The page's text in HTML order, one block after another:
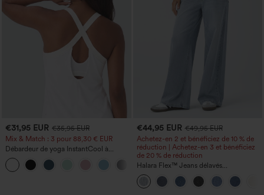
€31,95 EUR €35,95 EUR
Mix & Match : 3 pour 88,30 € EUR
Débardeur de yoga InstantCool à
encolure en U et ourlet arrondi –
UPF50+
€44,95 EUR €49,95 EUR
Achetez-en 2 et bénéficiez de 10 % de
réduction | Achetez-en 3 et bénéficiez
de 20 % de réduction
Halara Flex™ Jeans délavés
décontractés, coupe baggy à jambe
large, taille basse asymétrique, poches
zippées